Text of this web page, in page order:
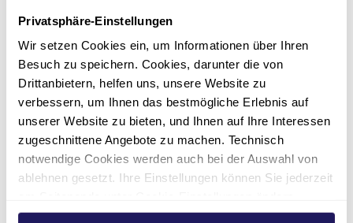
Privatsphäre-Einstellungen
Wir setzen Cookies ein, um Informationen über Ihren
Besuch zu speichern. Cookies, darunter die von
Drittanbietern, helfen uns, unsere Website zu
verbessern, um Ihnen das bestmögliche Erlebnis auf
unserer Website zu bieten, und Ihnen auf Ihre Interessen
zugeschnittene Angebote zu machen. Technisch
notwendige Cookies werden auch bei der Auswahl von
ablehnen gesetzt. Ihre Einstellungen können Sie jederzeit
Weitere Informationen hierzu finden Sie in unserer
antje.pallutt(at)jsd.de